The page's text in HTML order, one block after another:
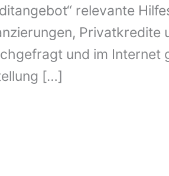
relevante
und im Internet
[…]